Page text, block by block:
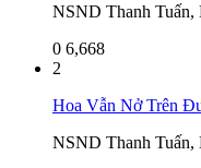
NSND Thanh
0 6,668
2
Hoa Vẫn Nở Trên
NSND Thanh